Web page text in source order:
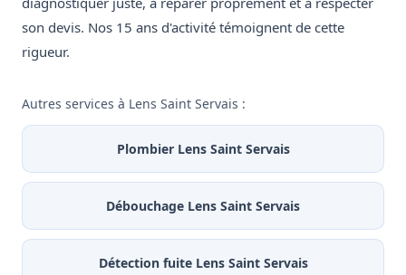
son devis. Nos 15 ans d'activité témoignent de cette
rigueur.
Autres services à Lens Saint Servais :
Plombier Lens Saint Servais
Débouchage Lens Saint Servais
Détection fuite Lens Saint Servais